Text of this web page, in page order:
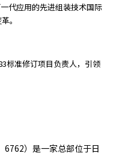
代应用的先进组装技术国际
。
标准修订项目负责人，引领
6762）是一家总部位于日